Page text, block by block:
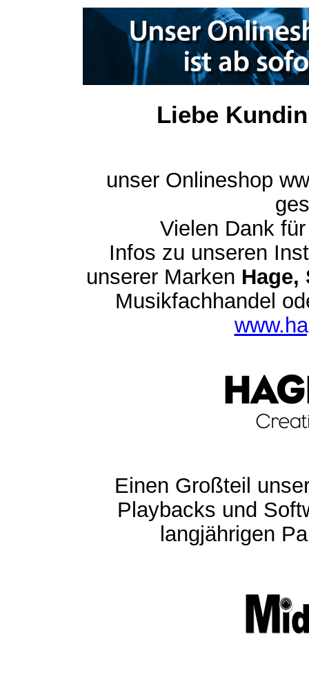
Liebe
unser Onlineshop
Vielen Dank
Infos zu unseren
unserer Marken Hage,
Musikfachhandel
Einen Großteil
Playbacks und
langjährigen